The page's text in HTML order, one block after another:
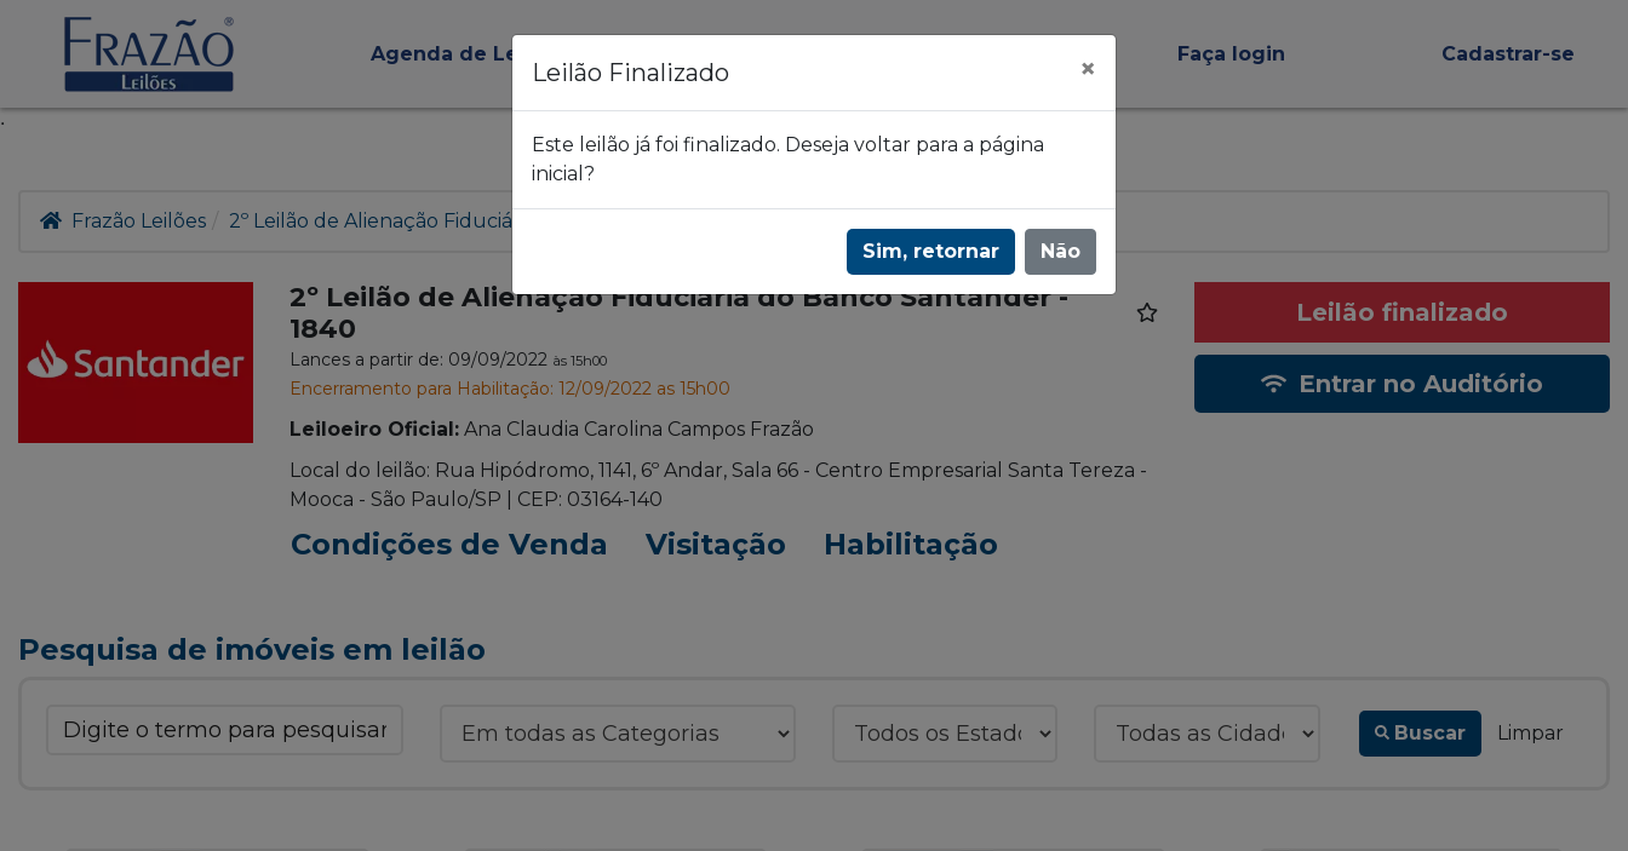
.
Agenda de Leilões Faça login Cadastrar-se
Frazão Leilões 2º Leilão de Alienação Fiduciária do Banco Santander - 1840
2º Leilão de Alienação Fiduciária do Banco Santander -
1840
Lances a partir de: 09/09/2022 às 15h00
Encerramento para Habilitação: 12/09/2022 as 15h00
Leiloeiro Oficial: Ana Claudia Carolina Campos Frazão
Local do leilão: Rua Hipódromo, 1141, 6º Andar, Sala 66 - Centro Empresarial Santa Tereza -
Mooca - São Paulo/SP | CEP: 03164-140
Condições de Venda Visitação Habilitação
Leilão finalizado
Entrar no Auditório
Leilão Finalizado ×
Este leilão já foi finalizado. Deseja voltar para a página
inicial?
Sim, retornar Não
Pesquisa de imóveis em leilão
Buscar Limpar